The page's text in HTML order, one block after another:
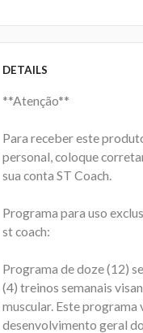
DETAILS
**Atenção**
Para receber este
personal, coloque
sua conta ST Coach.
Programa para uso
st coach:
Programa de doze (12)
(4) treinos semanais
muscular. Este programa
desenvolvimento geral